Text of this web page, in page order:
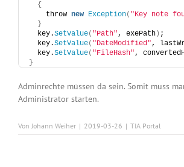
{
    throw
new Exception( "Key note
}
  key.
SetValue( "Path", exePath ) ;
  key.
SetValue( "DateModified",
  key.
SetValue( "FileHash",
}
Adminrechte müssen da sein. Somit muss
Administrator starten.
VonJohann Weiher | 2019-03-26 | TIA Portal